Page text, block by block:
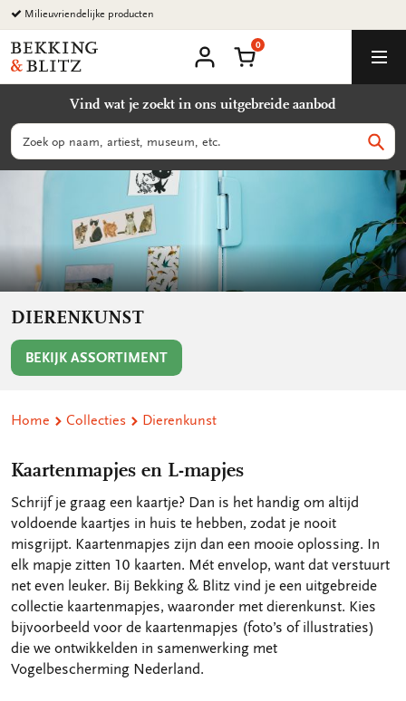
Ga
naar
content
Voor 14:00 besteld zelfde dag verzonden
Bekking
&
B.V.
account
Winkelmand
0
Vind wat je zoekt in ons uitgebreide aanbod
Zoeken
DIERENKUNST
BEKIJK ASSORTIMENT
Home Collecties Dierenkunst
Kaartenmapjes en L-mapjes
Schrijf je graag een kaartje? Dan is het handig om altijd
voldoende kaartjes in huis te hebben, zodat je nooit
misgrijpt. Kaartenmapjes zijn dan een mooie oplossing. In
elk mapje zitten 10 kaarten. Mét envelop, want dat verstuurt
net even leuker. Bij Bekking & Blitz vind je een uitgebreide
collectie kaartenmapjes, waaronder met dierenkunst. Kies
bijvoorbeeld voor de kaartenmapjes (foto’s of illustraties)
die we ontwikkelden in samenwerking met
Vogelbescherming Nederland.